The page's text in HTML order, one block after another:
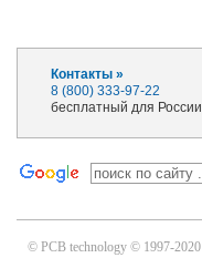
Контакты »
8 (800) 333-97-22
бесплатный для России
© PCB technology © 1997-2020